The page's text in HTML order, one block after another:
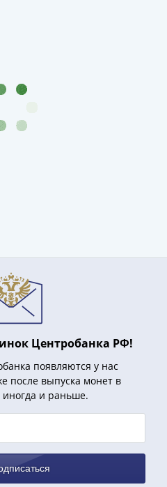
Центробанка РФ!
появляются у нас
после выпуска монет в
и раньше.